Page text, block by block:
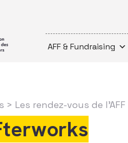
AFF & Fundraising
> Les rendez-vous de l’AFF